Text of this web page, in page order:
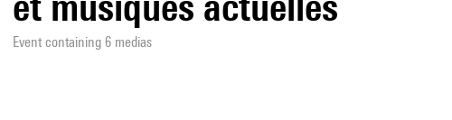
Event containing 6 medias